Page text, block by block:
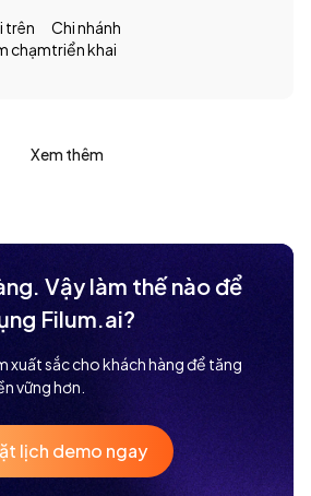
trên
chạm
Chi nhánh
triển khai
Xem thêm
Vậy làm thế nào để
Filum.ai?
xuất sắc cho khách hàng để tăng
vững hơn.
lịch demo ngay